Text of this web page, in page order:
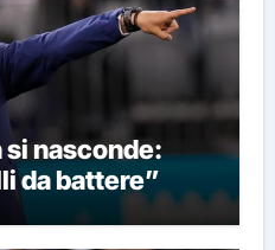
si nasconde:
da battere”